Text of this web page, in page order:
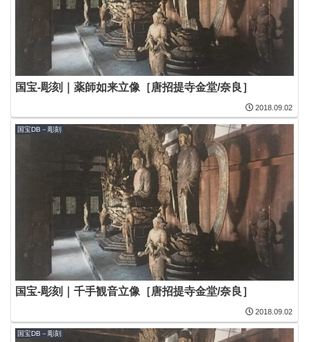
国宝-彫刻｜薬師如来立像［唐招提寺金堂/奈良］
2018.09.02
国宝DB－彫刻
国宝-彫刻｜千手観音立像［唐招提寺金堂/奈良］
2018.09.02
国宝DB－彫刻